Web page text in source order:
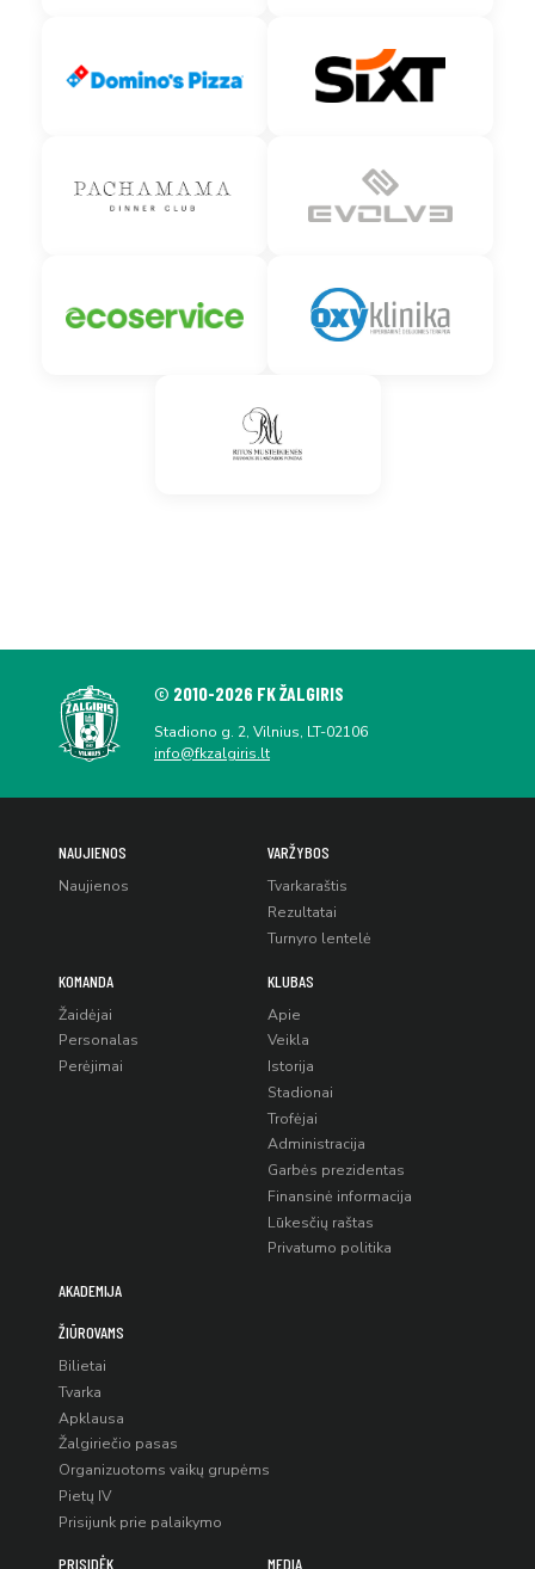
© 2010-2026 FK ŽALGIRIS
Stadiono g. 2, Vilnius, LT-02106
info@fkzalgiris.lt
NAUJIENOS
Naujienos
VARŽYBOS
Tvarkaraštis
Rezultatai
Turnyro lentelė
KOMANDA
Žaidėjai
Personalas
Perėjimai
KLUBAS
Apie
Veikla
Istorija
Stadionai
Trofėjai
Administracija
Garbės prezidentas
Finansinė informacija
Lūkesčių raštas
Privatumo politika
AKADEMIJA
ŽIŪROVAMS
Bilietai
Tvarka
Apklausa
Žalgiriečio pasas
Organizuotoms vaikų grupėms
Pietų IV
Prisijunk prie palaikymo
PRISIDĖK MEDIA